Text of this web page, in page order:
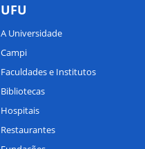
UFU
A Universidade
Campi
Faculdades e Institutos
Bibliotecas
Hospitais
Restaurantes